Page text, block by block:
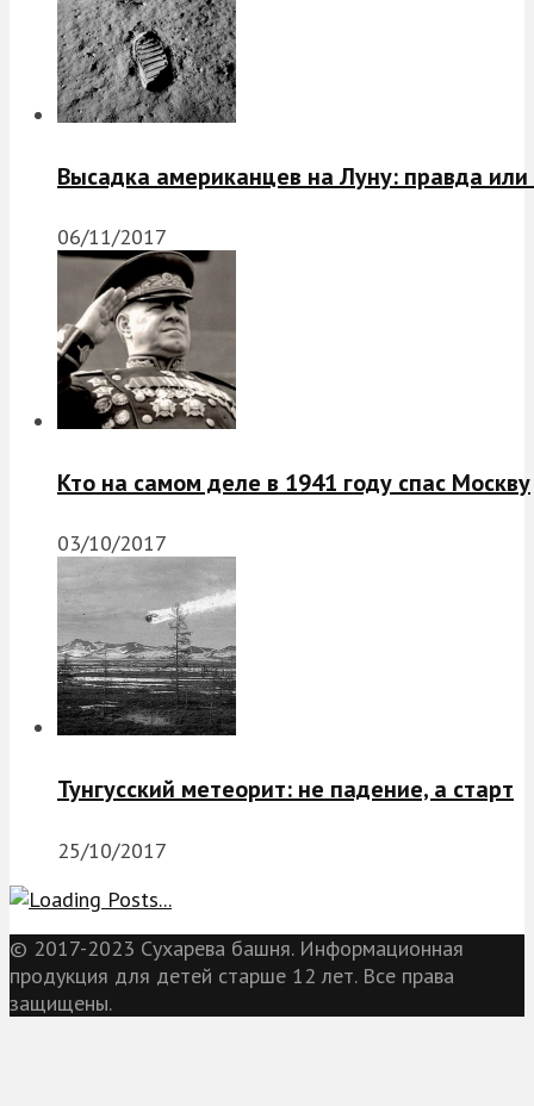
Высадка американцев на Луну: правда
06/11/2017
Кто на самом деле в 1941 году спас Москву
03/10/2017
Тунгусский метеорит: не падение, а старт
25/10/2017
© 2017-2023 Сухарева башня. Информационная
продукция для детей старше 12 лет. Все права
защищены.